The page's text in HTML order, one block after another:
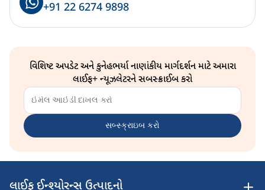
+91 22 6274 9898
વિશિષ્ટ અપડેટ અને કુનેહભર્યા નાણાંકીય માર્ગદર્શન માટે અમારા
લાઈફ+ ન્યૂઝલેટરને સબસ્ક્રાઈબ કરો
સબ્સ્ક્રાઇબ કરો
લાઈફ ઈન્શ્યોરન્સ ઉત્પાદનો